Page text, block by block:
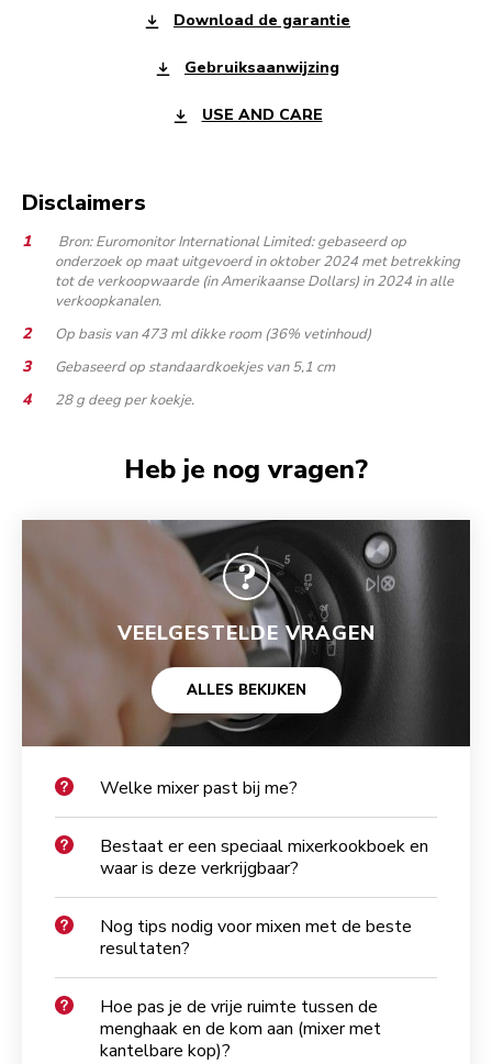
Download de garantie
Gebruiksaanwijzing
USE AND CARE
Disclaimers
Bron: Euromonitor International Limited: gebaseerd op
onderzoek op maat uitgevoerd in oktober 2024 met betrekking
tot de verkoopwaarde (in Amerikaanse Dollars) in 2024 in alle
verkoopkanalen.
Op basis van 473 ml dikke room (36% vetinhoud)
Gebaseerd op standaardkoekjes van 5,1 cm
28 g deeg per koekje.
Heb je nog vragen?
VEELGESTELDE VRAGEN
ALLES BEKIJKEN
Welke mixer past bij me?
Bestaat er een speciaal mixerkookboek en
waar is deze verkrijgbaar?
Nog tips nodig voor mixen met de beste
resultaten?
Hoe pas je de vrije ruimte tussen de
menghaak en de kom aan (mixer met
kantelbare kop)?